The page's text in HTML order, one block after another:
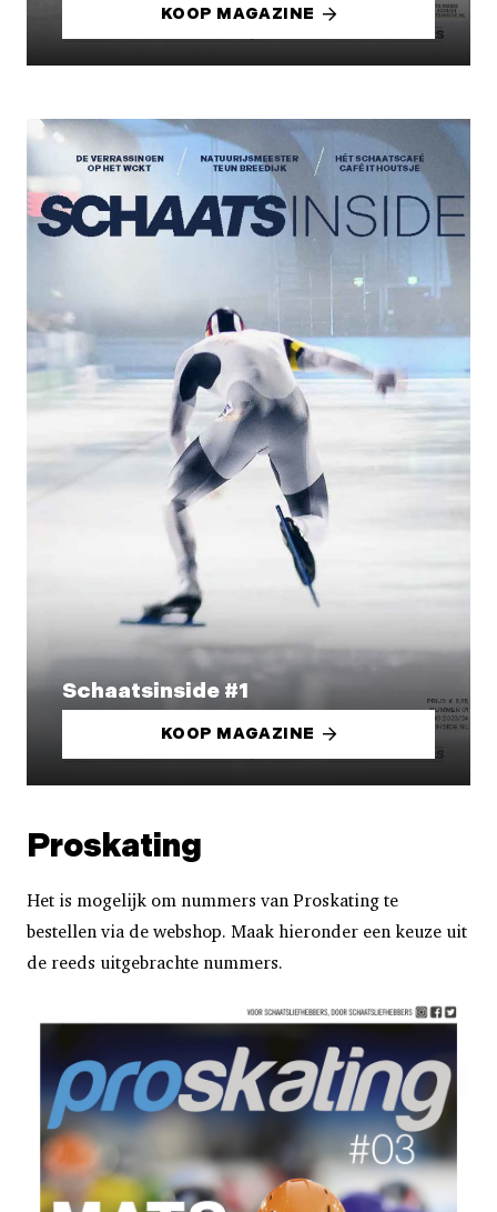
KOOP MAGAZINE
Schaatsinside #1
KOOP MAGAZINE
Proskating
Het is mogelijk om nummers van Proskating te
bestellen via de webshop. Maak hieronder een keuze uit
de reeds uitgebrachte nummers.